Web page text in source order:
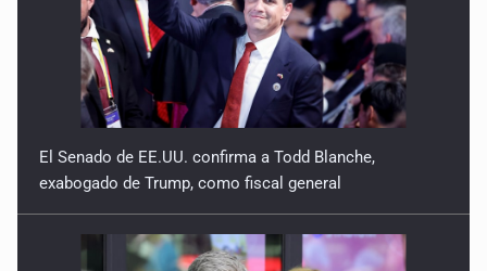
El Senado de EE.UU. confirma a Todd Blanche,
exabogado de Trump, como fiscal general